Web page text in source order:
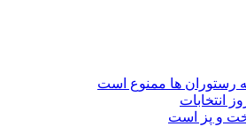
رستوران ها ممنوع است
انتخابات
و پز است